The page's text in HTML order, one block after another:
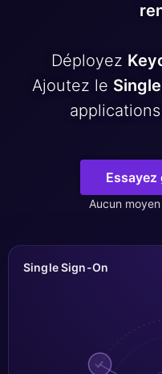
ChatWoot
ClickHouse
Code-Hero
Directus
Elasticsearch
Déployez
Ajoutez le
applications
Aucun
Single Sign-On